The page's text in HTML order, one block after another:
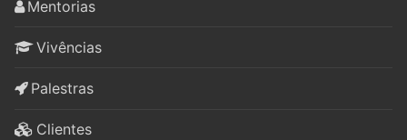
Mentorias
Vivências
Palestras
Clientes